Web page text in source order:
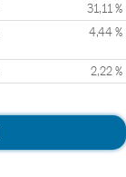
31,11 %
4,44 %
2,22 %